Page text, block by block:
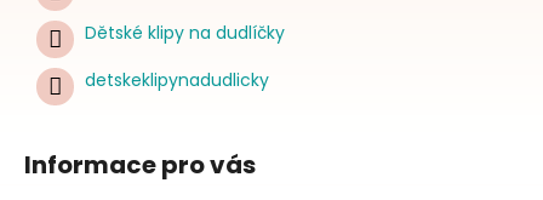
Dětské klipy na dudlíčky
detskeklipynadudlicky
Informace pro vás